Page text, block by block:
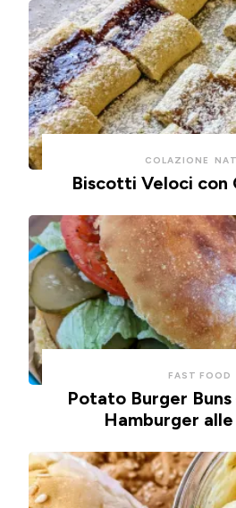
COLAZIONE
Biscotti Veloci
FAST FOOD
Potato Burger Buns
Hamburger